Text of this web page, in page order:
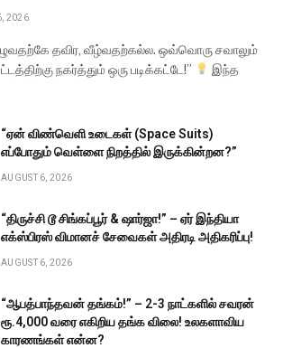
2026
தவிர, வீழ்வதற்கல்ல. ஒவ்வொரு சவாலும்
நகர்த்தும் ஒரு படிக்கட்டே!”
இந்த
“ஏன் விண்வெளி உடைகள் (Space Suits)
எப்போதும் வெள்ளை நிறத்தில் இருக்கின்றன?”
AUGUST 6, 2026
“திருச்சி டூ சிங்கப்பூர் & ஷார்ஜா!” – ஏர் இந்தியா
எக்ஸ்பிரஸ் விமானச் சேவைகள் அதிரடி அதிகரிப்பு!
AUGUST 6, 2026
“ஆபத்பாந்தவன் தங்கம்!” – 2-3 நாட்களில் சவரன்
ரூ.4,000 வரை எகிறிய தங்க விலை! உலகளாவிய
காரணங்கள் என்ன?